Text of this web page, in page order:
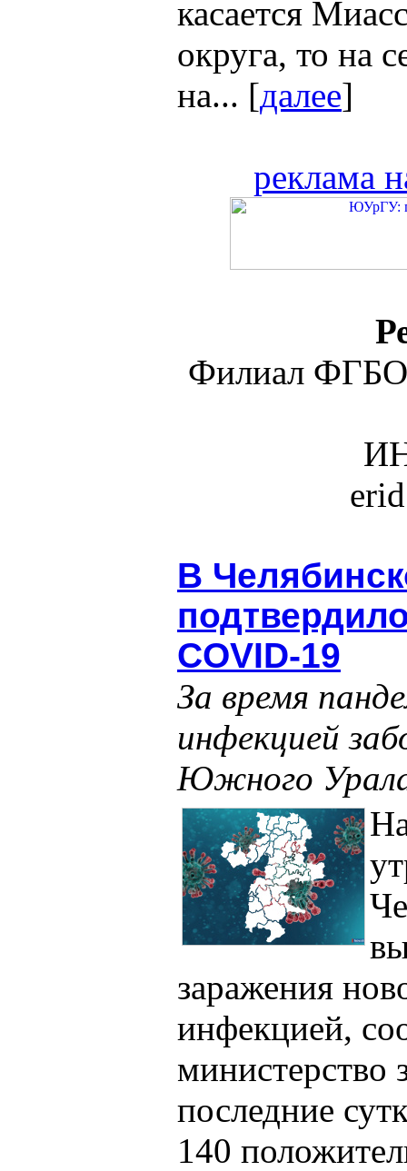
касается
округа, то на
на... [далее]
реклама
Филиал
В
COVID-19
За время
инфекцией
Южного
заражения
инфекцией,
министерство
последние
140